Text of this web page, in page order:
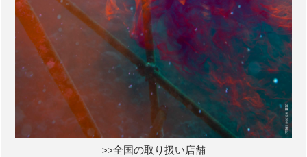
>>全国の取り扱い店舗